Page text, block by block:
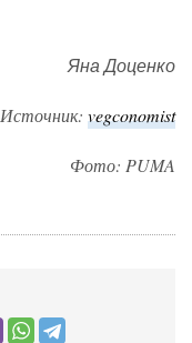
Яна Доценко
Источник: vegconomist
Фото: PUMA